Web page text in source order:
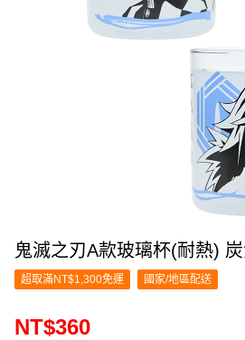
鬼滅之刃A款玻璃杯(耐熱)
超取滿NT$1,300免運 國家/地區配送
NT$360